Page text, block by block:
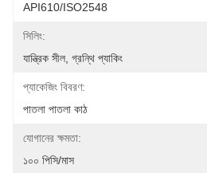
API610/ISO2548
সিলিং:
যান্ত্রিক সীল, গ্রন্থি প্যাকিং
প্যাকেজিং বিবরণ:
পাতলা পাতলা কাঠ
যোগানের ক্ষমতা:
১০০ পিসি/মাস